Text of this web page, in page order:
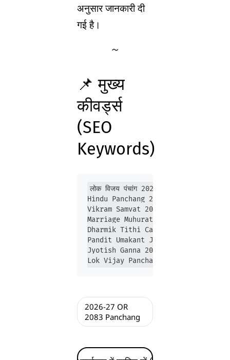
अनुसार जानकारी दी
गई है।
📌 मुख्य
कीवर्ड्स
(SEO
Keywords)
लोक विजय पंचांग 2026-27 PDF
Hindu Panchang 2026
Vikram Samvat 2083 Panchang
Marriage Muhurat 2026
Dharmik Tithi Calendar 2026
Pandit Umakant Jha Panchang
Jyotish Ganna 2026
Lok Vijay Panchang Online